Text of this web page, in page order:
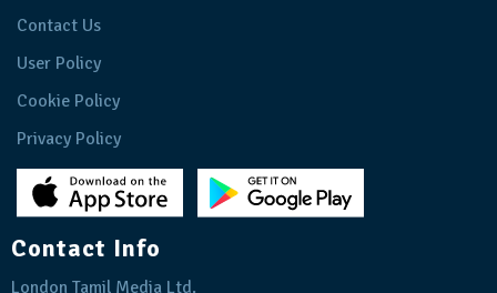
Contact Us
User Policy
Cookie Policy
Privacy Policy
Contact Info
London Tamil Media Ltd.